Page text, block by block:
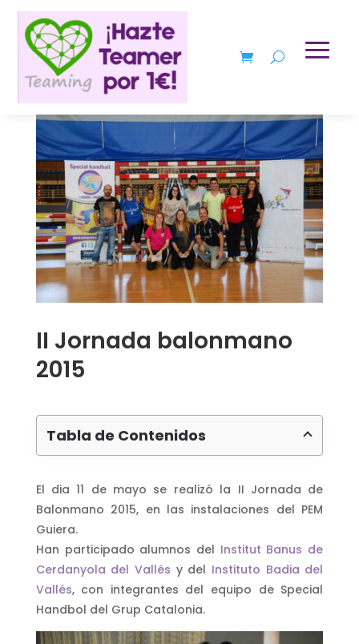
II Jornada balonmano
2015
Tabla de Contenidos
El dia 11 de mayo se realizó la II Jornada de
Balonmano 2015, en las instalaciones del PEM
Guiera.
Han participado alumnos del Institut Banus de
Cerdanyola del Vallés y del Instituto Badia del
Vallés, con integrantes del equipo de Special
Handbol del Grup Catalonia.